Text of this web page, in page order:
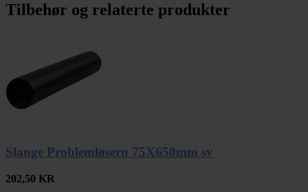
Tilbehør og relaterte produkter
Slange Problemløsern 75X650mm sv
202,50 KR